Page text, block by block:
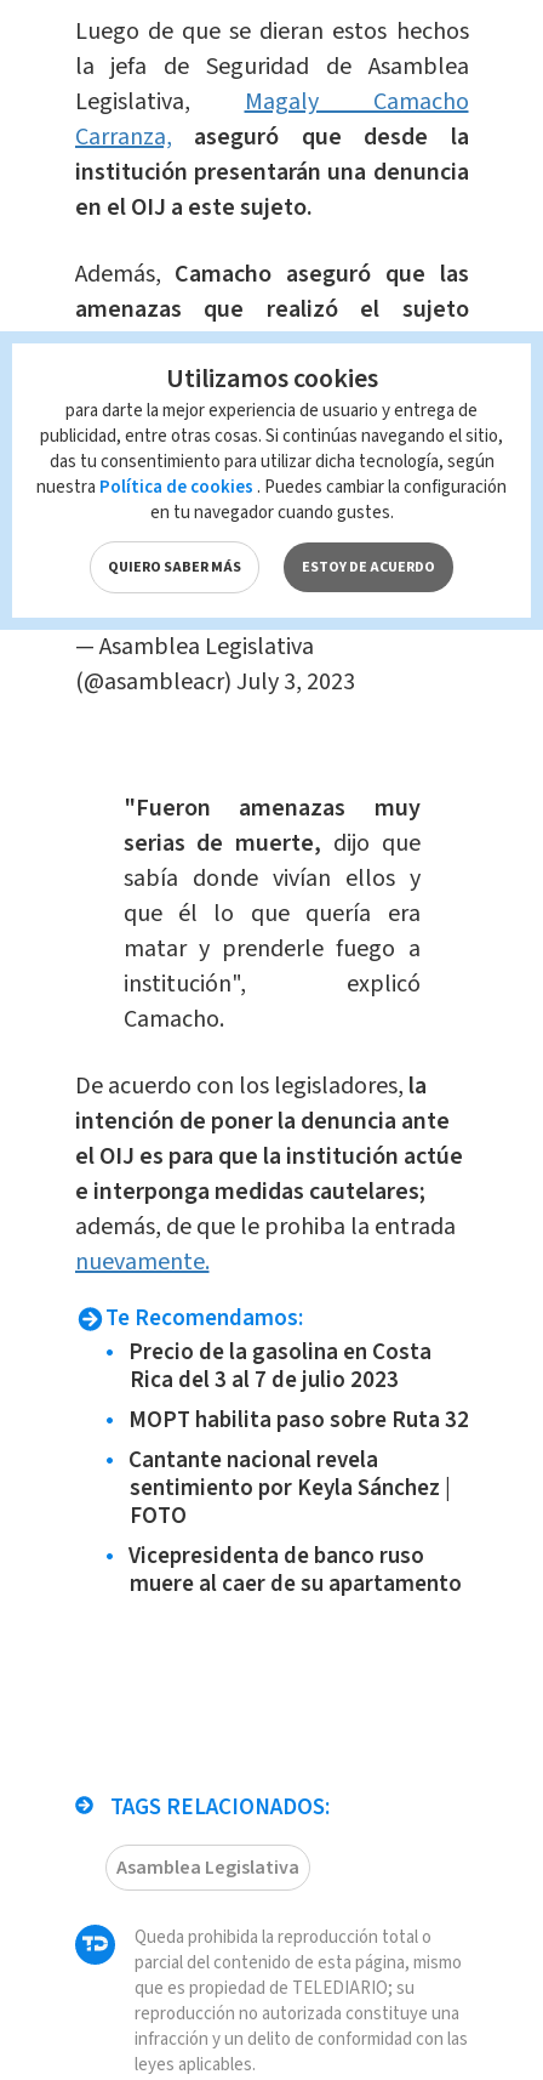
Luego de que se dieran estos hechos
la jefa de Seguridad de Asamblea
Legislativa,Magaly Camacho
Carranza,
aseguró que desde la
institución presentarán una denuncia
en el OIJ a este sujeto.
Además, Camacho aseguró que las
amenazas que realizó el sujeto
fueron en contra de diputados del
Partido Frente Amplio(FA) y el Partido
Liberación Nacional (PLN).
#EnVivoSesión extraordinaria del
#PlenarioLegislativocorrespondiente
a este lunes 3 de
julio.#AsambleaLegislativaCRhttps://t.co/
— Asamblea Legislativa
(@asambleacr)July 3, 2023
"Fueron amenazas muy
serias de muerte, dijo que
sabía donde vivían ellos y
que él lo que quería era
matar y prenderle fuego a
institución", explicó
Camacho.
De acuerdo con los legisladores, la
intención de poner la denuncia ante
el OIJ es para que la institución actúe
e interponga medidas cautelares;
además, de que le prohiba la entrada
nuevamente.
Te Recomendamos:
Precio de la gasolina en Costa
Rica del 3 al 7 de julio 2023
MOPT habilita paso sobre Ruta 32
Cantante nacional revela
sentimiento por Keyla Sánchez |
FOTO
Vicepresidenta de banco ruso
muere al caer de su apartamento
TAGS RELACIONADOS:
Asamblea Legislativa
Queda prohibida la reproducción total o
parcial del contenido de esta página, mismo
que es propiedad de TELEDIARIO; su
reproducción no autorizada constituye una
infracción y un delito de conformidad con las
leyes aplicables.
Utilizamos cookies
para darte la mejor experiencia de usuario y entrega de
publicidad, entre otras cosas. Si continúas navegando el sitio,
das tu consentimiento para utilizar dicha tecnología, según
nuestra Política de cookies . Puedes cambiar la configuración
en tu navegador cuando gustes.
QUIERO SABER MÁS ESTOY DE ACUERDO